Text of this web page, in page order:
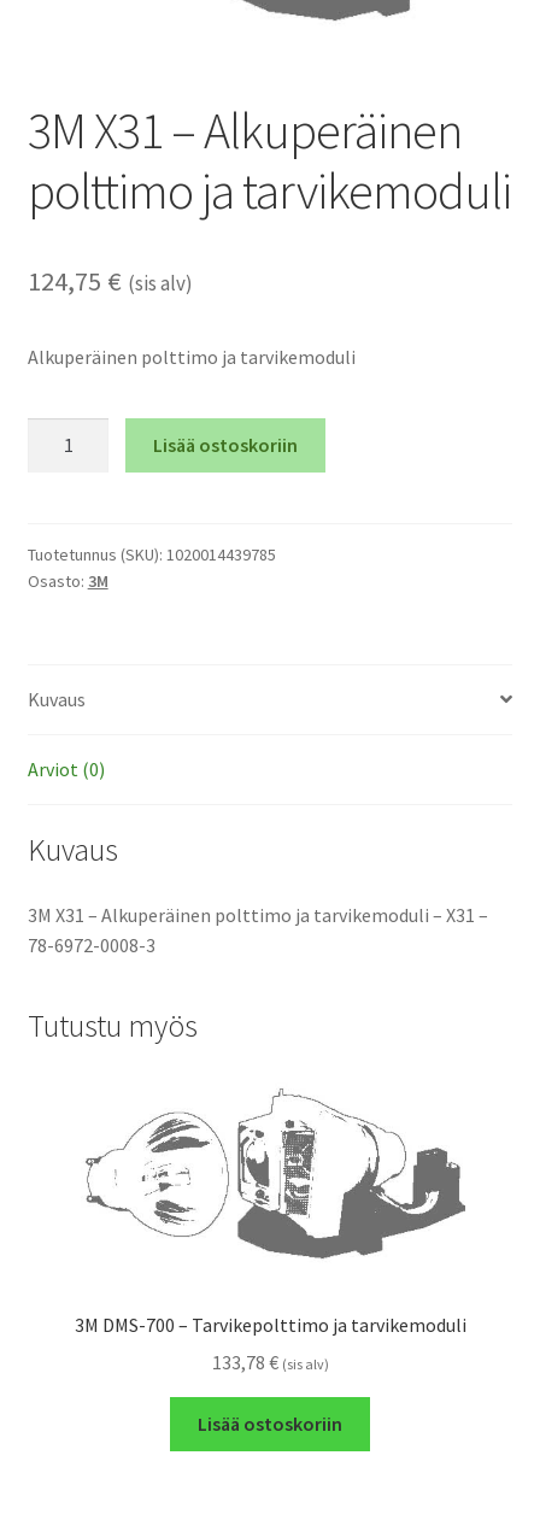
3M X31 – Alkuperäinen
polttimo ja tarvikemoduli
124,75 € (sis alv)
Alkuperäinen polttimo ja tarvikemoduli
polttimo
ja
Lisää ostoskoriin
Tuotetunnus (SKU): 1020014439785
Osasto: 3M
Kuvaus
Arviot (0)
Kuvaus
3M X31 – Alkuperäinen polttimo ja tarvikemoduli – X31 –
78-6972-0008-3
Tutustu myös
3M DMS-700 – Tarvikepolttimo ja tarvikemoduli
133,78 € (sis alv)
Lisää ostoskoriin